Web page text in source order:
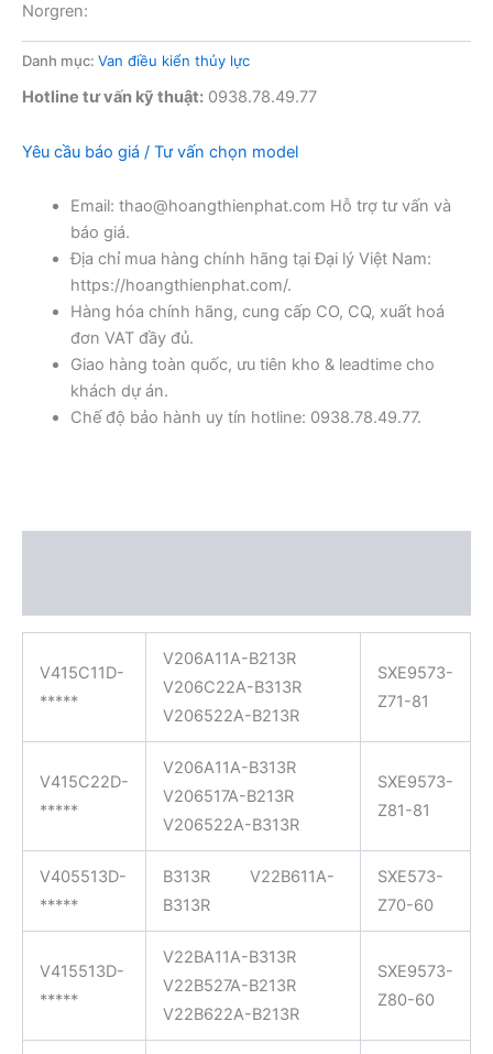
Norgren:
Danh mục: Van điều kiển thủy lực
Hotline tư vấn kỹ thuật: 0938.78.49.77
Yêu cầu báo giá / Tư vấn chọn model
Email: thao@hoangthienphat.com Hỗ trợ tư vấn và
báo giá.
Địa chỉ mua hàng chính hãng tại Đại lý Việt Nam:
https://hoangthienphat.com/.
Hàng hóa chính hãng, cung cấp CO, CQ, xuất hoá
đơn VAT đầy đủ.
Giao hàng toàn quốc, ưu tiên kho & leadtime cho
khách dự án.
Chế độ bảo hành uy tín hotline: 0938.78.49.77.
V415C11D-
*****
V206A11A-B213R
V206C22A-B313R
V206522A-B213R
SXE9573-
Z71-81
V415C22D-
*****
V206A11A-B313R
V206517A-B213R
V206522A-B313R
SXE9573-
Z81-81
V405513D-
*****
B313R V22B611A-
B313R
SXE573-
Z70-60
V415513D-
*****
V22BA11A-B313R
V22B527A-B213R
V22B622A-B213R
SXE9573-
Z80-60